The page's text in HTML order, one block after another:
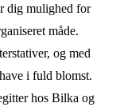
dig mulighed for
måde.
og med
i fuld blomst.
hos Bilka og